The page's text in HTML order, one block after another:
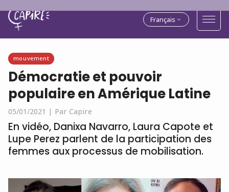
Français
mouvement
Démocratie et pouvoir
populaire en Amérique Latine
05/01/2021 | Par Capire
En vidéo, Danixa Navarro, Laura Capote et
Lupe Perez parlent de la participation des
femmes aux processus de mobilisation.